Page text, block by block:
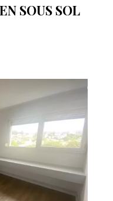
SOUS SOL